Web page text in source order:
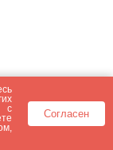
с
Согласен